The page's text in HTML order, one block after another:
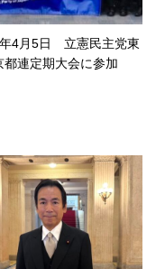
4月5日 立憲民主党東
都連定期大会に参加